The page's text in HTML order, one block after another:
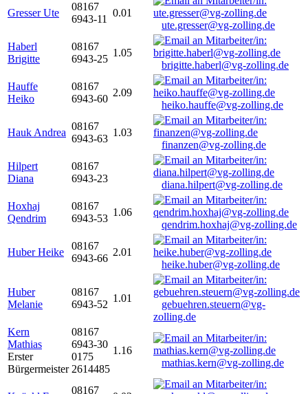
Gresser Ute
08167
6943-11
0.01
ute.gresser@vg-zolling.de
Haberl
Brigitte
08167
6943-25
1.05
brigitte.haberl@vg-zolling.de
Hauffe
Heiko
08167
6943-60
2.09
heiko.hauffe@vg-zolling.de
Hauk Andrea
08167
6943-63
1.03
finanzen@vg-zolling.de
Hilpert
Diana
08167
6943-23
diana.hilpert@vg-zolling.de
Hoxhaj
Qendrim
08167
6943-53
1.06
qendrim.hoxhaj@vg-zolling.de
Huber Heike
08167
6943-66
2.01
heike.huber@vg-zolling.de
Huber
Melanie
08167
6943-52
1.01
gebuehren.steuern@vg-
zolling.de
Kern
Mathias
Erster
Bürgermeister
08167
6943-30
0175
2614485
1.16
mathias.kern@vg-zolling.de
08167